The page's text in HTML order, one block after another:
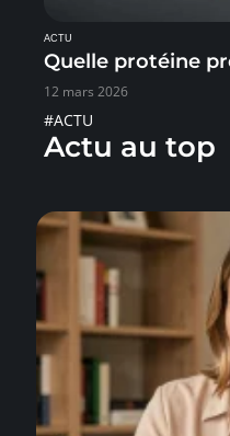
ACTU
Quelle protéine
12 mars 2026
#ACTU
Actu au top